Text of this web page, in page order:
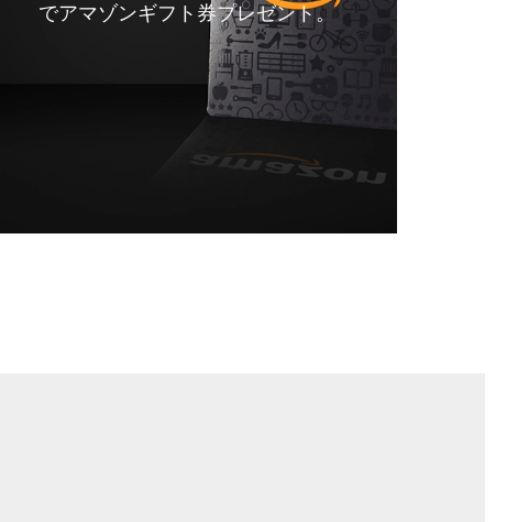
でアマゾンギフト券プレゼント。